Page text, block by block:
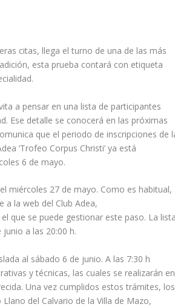
citas, llega el turno de una de las más
esta prueba contará con etiqueta
a pensar en una lista de participantes
Ese detalle se conocerá en las próximas
que el periodo de inscripciones de
‘Trofeo Corpus Christi’ ya está
6 de mayo.
miércoles 27 de mayo. Como es habitual,
a la web del Club Adea,
que se puede gestionar este paso. La
a las 20:00 h.
al sábado 6 de junio. A las 7:30 h
y técnicas, las cuales se realizarán en
Una vez cumplidos estos trámites, los
del Calvario de la Villa de Mazo,